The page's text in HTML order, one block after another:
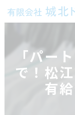
「パー
で！松
有